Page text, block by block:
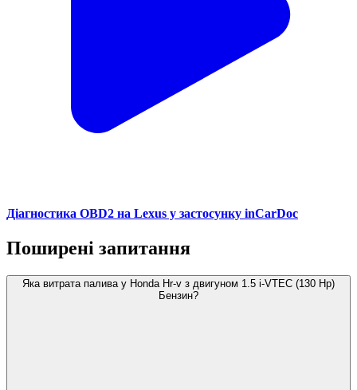
Діагностика OBD2 на Lexus у застосунку inCarDoc
Поширені запитання
Яка витрата палива у Honda Hr-v з двигуном 1.5 i-VTEC (130 Hp)
Бензин?